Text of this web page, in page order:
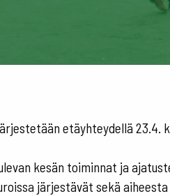
etäyhteydellä 23.4.
kesän toiminnat ja
järjestävät sekä